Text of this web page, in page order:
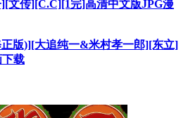
文传][C.C][1完]高清中文版JPG漫
版)][大追纯一&米村孝一郎][东立]
下载